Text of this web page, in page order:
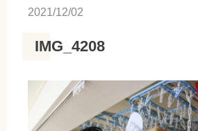
2021/12/02
IMG_4208